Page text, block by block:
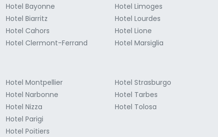
Hotel Bayonne
Hotel Biarritz
Hotel Cahors
Hotel Clermont-Ferrand
Hotel Limoges
Hotel Lourdes
Hotel Lione
Hotel Marsiglia
Hotel Montpellier
Hotel Narbonne
Hotel Nizza
Hotel Parigi
Hotel Poitiers
Hotel Strasburgo
Hotel Tarbes
Hotel Tolosa